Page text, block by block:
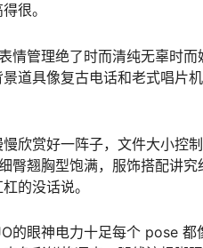
很。
情管理绝了时而清纯无辜时
道具像复古电话和老式唱片
欣赏好一阵子，文件大小控
臀翘胸型饱满，服饰搭配讲
的没话说。
的眼神电力十足每个 pose